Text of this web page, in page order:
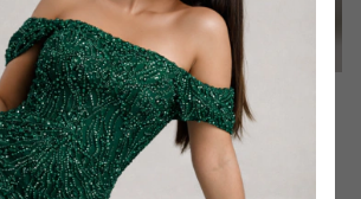
Pelo
Sobretudo Casaco Longo Em
Lã Batida
2 cores